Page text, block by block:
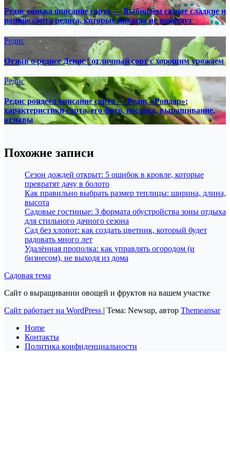
Редис санька описание сорта — Выбираем самые сладкие и
ранние сорта редиса, которые никогда не подведут
Редис
Отзыв о редисе Денис | отличный сорт с хорошим урожаем
Редис
Редис рондеел описание сорта — Редис «Рондар»:
характеристики сорта, его фото, посадка, выращивание,
отзывы
Похожие записи
Сезон дождей открыт: 5 ошибок в кровле, которые
превратят дачу в болото
Как правильно выбрать размер теплицы: ширина, длина,
высота
Садовые гостиные: 3 формата обустройства зоны отдыха
для стильного дачного сезона
Сад без хлопот: как создать цветник, который будет
радовать много лет
Удалённая прополка: как управлять огородом (и
бизнесом), не выходя из дома
Садовая тема
Сайт о выращивании овощей и фруктов на вашем участке
Сайт работает на WordPress | Тема: Newsup, автор Themeansar
Home
Контакты
Политика конфиденциальности